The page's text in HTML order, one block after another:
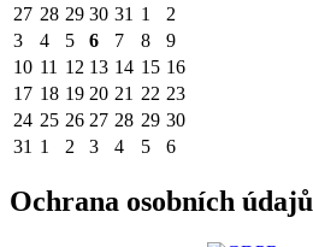
27 28 29 30 31 1
2
3
4 5 6 7 8
9
10 11 12 13 14 15 16
17 18 19 20 21 22 23
24 25 26 27 28 29 30
31 1 2 3 4 5 6
Ochrana osobních údajů